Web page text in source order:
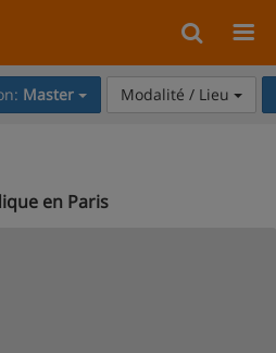
Master Modalité / Lieu
en Paris